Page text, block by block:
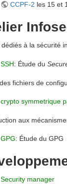
CCPF-2 les 15 et
à la sécurité
SSH: Étude du
fichiers de
crypto symmetrique
aux
GPG: Étude du GPG
Security manager